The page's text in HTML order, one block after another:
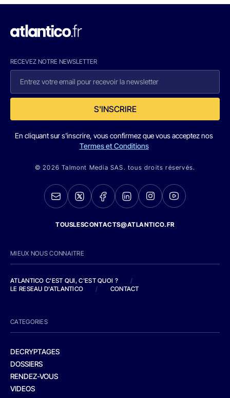
RECEVEZ NOTRE NEWSLETTER
S'INSCRIRE
En cliquant sur s'inscrire, vous confirmez que vous acceptez nos
Termes et Conditions
© 2026 Talmont Media SAS. tous droits réservés.
TOUSLESCONTACTS@ATLANTICO.FR
MIEUX NOUS CONNAITRE
ATLANTICO C'EST QUI, C'EST QUOI ?
/
LE RESEAU D'ATLANTICO
/ CONTACT
CATEGORIES
DECRYPTAGES
DOSSIERS
RENDEZ-VOUS
VIDEOS